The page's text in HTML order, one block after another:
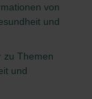
von
und
zu Themen
und